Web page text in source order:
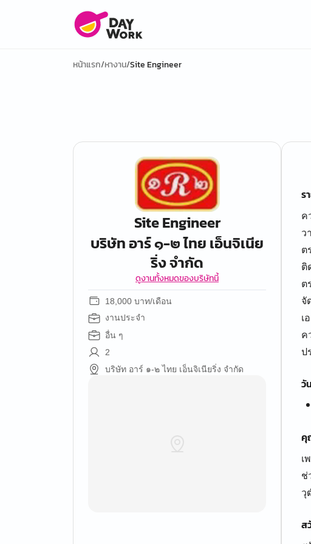
หน้าแรก/หางาน/Site Engineer
Site Engineer
บริษัท อาร์ ๑-๒ ไทย เอ็นจิเนีย
ริ่ง จำกัด
ดูงานทั้งหมดของบริษัทนี้
18,000 บาท/เดือน
งานประจำ
อื่น ๆ
2
บริษัท อาร์ ๑-๒ ไทย เอ็นจิเนียริ่ง จำกัด
ร
ค
ว
ต
ติ
ต
จั
เ
ค
ป
วั
คุ
เ
ช่
ส